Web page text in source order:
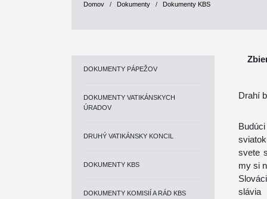
Domov / Dokumenty / Dokumenty KBS
DOKUMENTY PÁPEŽOV
DOKUMENTY VATIKÁNSKYCH
ÚRADOV
DRUHÝ VATIKÁNSKY KONCIL
DOKUMENTY KBS
DOKUMENTY KOMISIÍ A RÁD KBS
Drahí
svete
my si